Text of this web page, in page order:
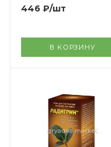
446 ₽/шт
В КОРЗИНУ